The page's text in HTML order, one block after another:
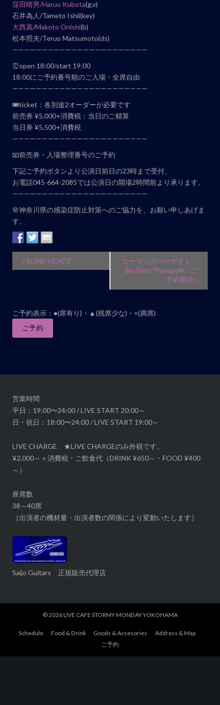
窪田晴男/Haruo Kubota(g,v)
石井為人/Tameto Ishii(key)
大西真/Makoto Onishi(b)
松本照夫/Teruo Matsumoto(ds)
———————————————————————
⏰open 18:00/start 19:00
18:00にご予約番号順のご入場・全席自由
———————————————————————
🎟ticket：各別途2オーダーが必要です
前売券 ¥5,000+消費税：当日のご精算
当日券 ¥5,500+消費税
———————————————————————
📧前売券・入場整理番号のご予約
下記ご予約ボタンより公演日前日の23時まで受付、
お電話045-664-2085では公演日の開場2時間前より承ります。
———————————————————————
🌸神奈川県の感染症防止対策へのご協力を、お願い申しあげま
す。
ベ
ナ
ビ
ゲ
ョ
« BLIND HEADZ
ヒーリングバーナイト：
Bio Field Therapy®︎ ご
予約満員 »
ご予約表示：●(席有り)・▲(残席少な)・×(満席)
ご予約
営業時間
平日：19:00〜24:00 / LIVE START 20:00～
日・祝日：18:00〜24:00 / LIVE START 19:00～
LIVE CHARGE ★LIVE CHARGEのみ外税です。
¥2,000～＋消費税・ご飲食代（DRINK ¥650～・FOOD ¥400
～）
座席数
38～40席
［出演者の機材量・出演者数の関係により変動いたします］
Saijo Guitars 正規販売代理店
© 2026LIVE CAFE STORMY MONDAY YOKOHAMA
Schedule Food & Drink Goods & Accesories
Address & Map
ご予約